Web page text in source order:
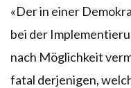
«Der in einer
bei der
nach Möglichkeit
fatal derjenigen,